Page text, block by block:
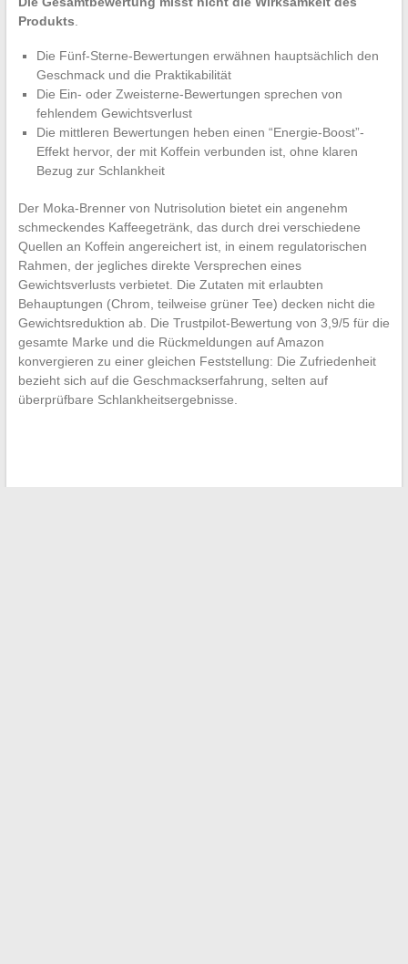
Produkts.
Die Fünf-Sterne-Bewertungen erwähnen hauptsächlich den
Geschmack und die Praktikabilität
Die Ein- oder Zweisterne-Bewertungen sprechen von
fehlendem Gewichtsverlust
Die mittleren Bewertungen heben einen “Energie-Boost”-
Effekt hervor, der mit Koffein verbunden ist, ohne klaren
Bezug zur Schlankheit
Der Moka-Brenner von Nutrisolution bietet ein angenehm
schmeckendes Kaffeegetränk, das durch drei verschiedene
Quellen an Koffein angereichert ist, in einem regulatorischen
Rahmen, der jegliches direkte Versprechen eines
Gewichtsverlusts verbietet. Die Zutaten mit erlaubten
Behauptungen (Chrom, teilweise grüner Tee) decken nicht die
Gewichtsreduktion ab. Die Trustpilot-Bewertung von 3,9/5 für die
gesamte Marke und die Rückmeldungen auf Amazon
konvergieren zu einer gleichen Feststellung: Die Zufriedenheit
bezieht sich auf die Geschmackserfahrung, selten auf
überprüfbare Schlankheitsergebnisse.